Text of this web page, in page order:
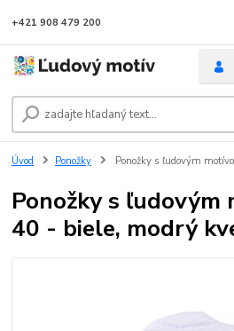
+421 908 479 200
Úvod Ponožky Ponožky s ľudovým
Ponožky s
40 - biele, modrý